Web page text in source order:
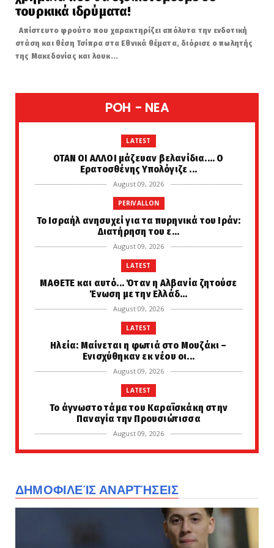
τουρκικά ιδρύματα!
Απίστευτο φρούτο που χαρακτηρίζει απόλυτα την ενδοτική
στάση και θέση Τσίπρα στα Εθνικά θέματα, διόρισε ο πωλητής
της Μακεδονίας και λουκ...
POH - NEA
LATEST
ΟΤΑΝ ΟΙ ΑΛΛΟΙ μάζευαν βελανίδια.... Ο
Ερατοσθένης Υπολόγιζε ...
August 09, 2026
PERIVALLON
Το Ισραήλ ανησυχεί για τα πυρηνικά του Ιράν:
Διατήρηση του ε...
August 09, 2026
LATEST
ΜΑΘΕΤΕ και αυτό... Όταν η Αλβανία ζητούσε
Ένωση με την Ελλάδ...
August 09, 2026
LATEST
Ηλεία: Μαίνεται η φωτιά στο Μουζάκι –
Ενισχύθηκαν εκ νέου οι...
August 09, 2026
LATEST
Το άγνωστο τάμα του Καραϊσκάκη στην
Παναγία την Προυσιώτισσα
August 09, 2026
KOINONIA
August 09, 2026
Επιβάλλεται να γνωρίζετε... αναγκαίο να
διαδώσετε: Ο «Πατερο...
ΔΗΜΟΦΙΛΕΊΣ ΑΝΑΡΤΉΣΕΙΣ